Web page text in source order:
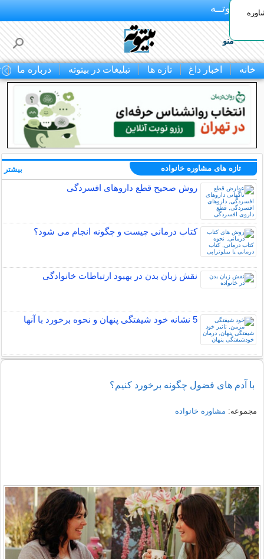
بـیتوتــه
منو
خانه اخبار داغ تازه ها تبلیغات در بیتوته درباره ما
تازه های مشاوره خانواده
روش صحیح قطع داروهای افسردگی
کتاب درمانی چیست و چگونه انجام می شود؟
نقش زبان بدن در بهبود ارتباطات خانوادگی
5 نشانه خود شیفتگی پنهان و نحوه برخورد با آنها
بیشتر
با آدم های فضول‌ چگونه برخورد کنیم؟
مجموعه: مشاوره خانواده